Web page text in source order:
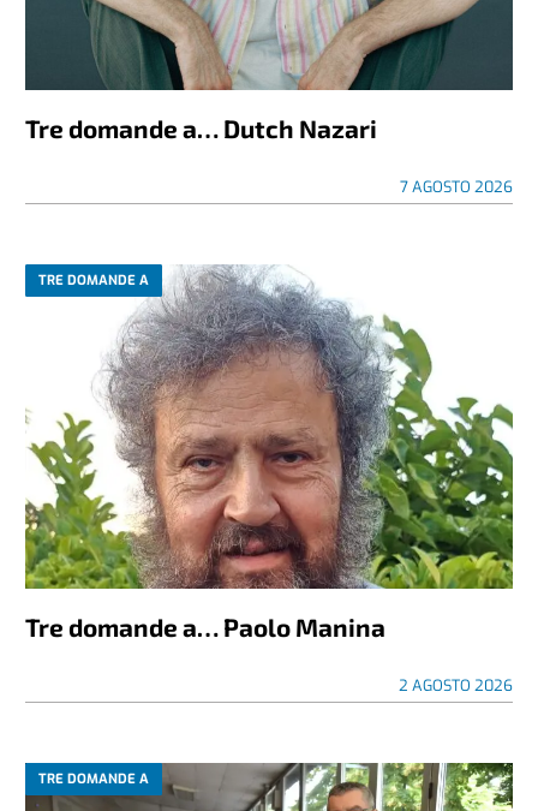
Tre domande a… Dutch Nazari
7 AGOSTO 2026
TRE DOMANDE A
Tre domande a… Paolo Manina
2 AGOSTO 2026
TRE DOMANDE A